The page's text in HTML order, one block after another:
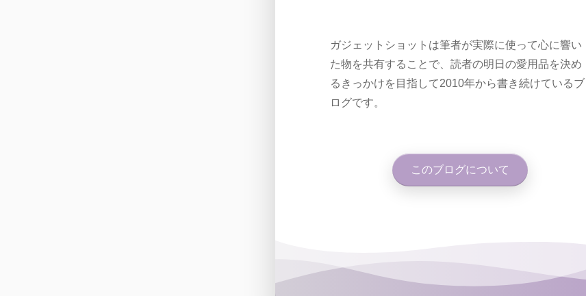
ガジェットショットは筆者が実際に使って心に響い
た物を共有することで、読者の明日の愛用品を決め
るきっかけを目指して2010年から書き続けているブ
ログです。
このブログについて